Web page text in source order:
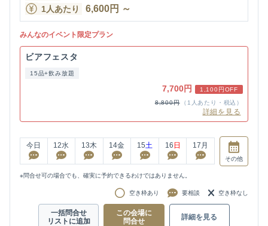
1人あたり 6,600円 ～
みんなのイベント限定プラン
ビアフェスタ
15品+飲み放題
7,700円
1,100円OFF
8,800円
（1人あたり・税込）
詳細を見る
今日 12水 13木 14金 15土 16 日 17 月
その他
※問合せ可の場合でも、確実に予約できるわけではありません。
空き枠あり 要相談 空き枠なし
一括問合せ
リストに追加
この会場に
問合せ
詳細を見る